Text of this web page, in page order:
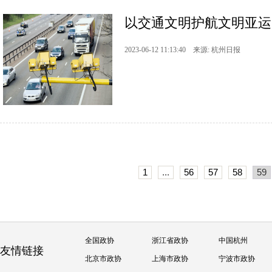
以交通文明护航文明亚运
2023-06-12 11:13:40 来源: 杭州日报
1 ... 56 57 58 59
友情链接
全国政协 浙江省政协 中国杭州
北京市政协 上海市政协 宁波市政协